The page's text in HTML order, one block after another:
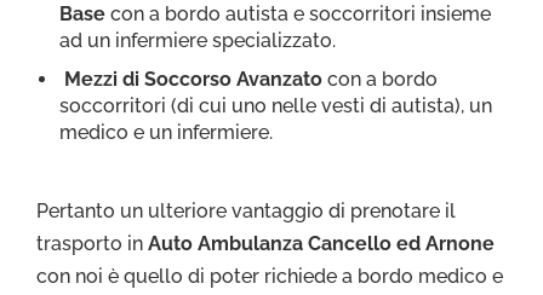
Basecon a bordo autista e soccorritori insieme
ad un infermiere specializzato.
Mezzi di Soccorso Avanzatocon a bordo
soccorritori (di cui uno nelle vesti di autista), un
medico e un infermiere.
Pertanto un ulteriore vantaggio di prenotare il
trasporto in Auto Ambulanza Cancello ed Arnone
con noi è quello di poter richiede a bordo medico e